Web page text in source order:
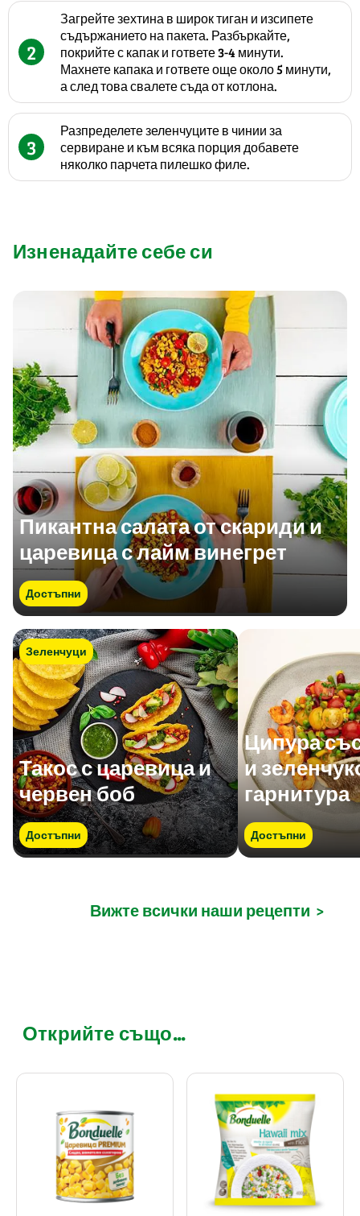
2
Загрейте зехтина в широк тиган и изсипете
съдържанието на пакета. Разбъркайте,
покрийте с капак и гответе 3-4 минути.
Махнете капака и гответе още около 5 минути,
а след това свалете съда от котлона.
3
Разпределете зеленчуците в чинии за
сервиране и към всяка порция добавете
няколко парчета пилешко филе.
Изненадайте себе си
Пикантна салата от скариди и
царевица с лайм винегрет
Достъпни
Зеленчуци
Такос с царевица и
червен боб
Достъпни
Ципура
и
гарнитура
Достъпни
Вижте всички наши рецепти >
Открийте също...